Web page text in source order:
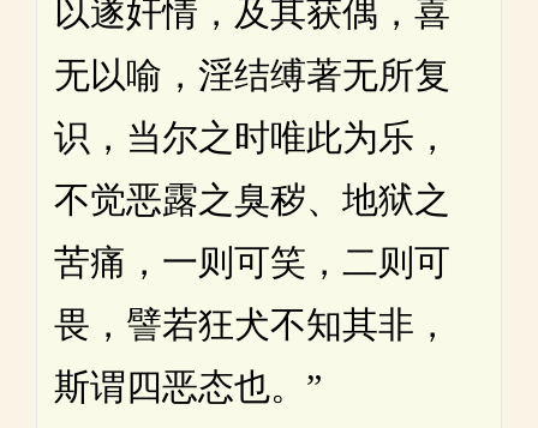
以遂奸情，及其获偶，喜
无以喻，淫结缚著无所复
识，当尔之时唯此为乐，
不觉恶露之臭秽、地狱之
苦痛，一则可笑，二则可
畏，譬若狂犬不知其非，
斯谓四恶态也。”